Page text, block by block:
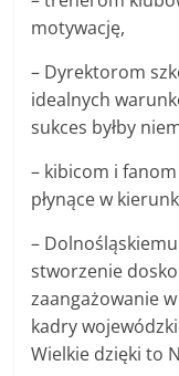
motywację,
– Dyrektorom
idealnych
sukces byłby
– kibicom i
płynące w
–
stworzenie
zaangażowanie
kadry
Wielkie dzięki to